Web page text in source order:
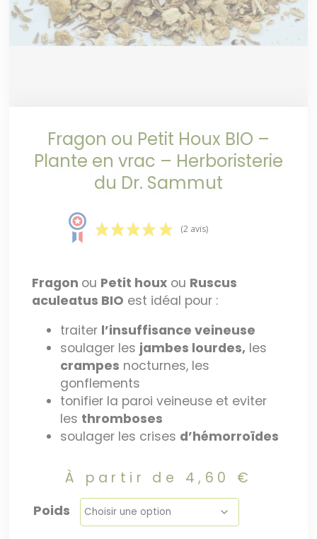
Fragon ou Petit Houx BIO –
Plante en vrac – Herboristerie
du Dr. Sammut
(2 avis)
Fragon ou Petit houxou Ruscus
aculeatus BIO est idéal pour :
traiter l’insuffisance veineuse
soulager les jambes lourdes, les
crampes nocturnes, les
gonflements
tonifier la paroi veineuse et eviter
les thromboses
soulager les crises d’hémorroïdes
À partir de 4,60 €
Poids